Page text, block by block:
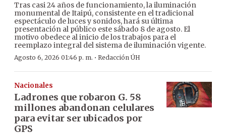
Tras casi 24 años de funcionamiento, la iluminación
monumental de Itaipú, consistente en el tradicional
espectáculo de luces y sonidos, hará su última
presentación al público este sábado 8 de agosto. El
motivo obedece al inicio de los trabajos para el
reemplazo integral del sistema de iluminación vigente.
Agosto 6, 2026 01:46 p. m. · Redacción ÚH
Nacionales
Ladrones que robaron G. 58
millones abandonan celulares
para evitar ser ubicados por
GPS